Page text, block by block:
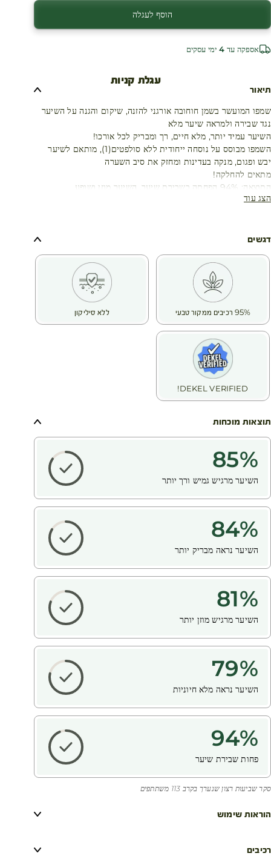
עגלת קניות
הוסף לעגלה
אספקה עד 4 ימי עסקים
תיאור
שמפו המועשר בשמן חוחובה אורגני להזנה, שיקום והגנה על השיער
נגד שבירה ולמראה שיער מלא
השיער עמיד יותר, מלא חיים, רך ומבריק לכל אורכו!
השמפו מבוסס על נוסחה ייחודית ללא סולפטים(1), מותאם לשיער
יבש ופגום, מנקה בעדינות ומחזק את סיב השערה
מתאים להחלקה!
התוצאה: 94% הפחתה בשבירת שיער, השיער מוזן ושופע
שיער נפגע ומתייבש ממספר סיבות:
השיער הופך פגיע, פגום, שביר וגס וכשהוא פגיע יותר, יש יותר קצוות
הודות לידע הייחודי שלהם בעולם הבוטני, חוקרי ה- Botanical
Beauty® שלנו בחרו בחוחובה אורגנית, הידועה בשמן העשיר
במיוחד המופק ממנה שמצטיין בתכונות משקמות.
החוחובה עשירה בחומצות שומן כמו אומגה 6 ו- 9 ובעלת הרכב
שדומה לחֵלֶב. היא מזינה שיער יבש ושביר באופן אינטנסיבי ומחזירה
לו את הברק והרכות. הודות לעושר שלה, היא מסייעת בשיקום שיער
פגום שהופך להיות עמיד יותר נגד השפעות סביבתיות עתידיות.
68% - השיער שלי משוקם(2)
הצג עוד
דגשים
95% רכיבים ממקור טבעי ללא סיליקון
DEKEL VERIFIED!
תוצאות מוכחות
85%
השיער מרגיש גמיש ורך יותר
84%
השיער נראה מבריק יותר
81%
השיער מרגיש מוזן יותר
79%
השיער נראה מלא חיוניות
94%
פחות שבירת שיער
סקר שביעות רצון שנערך בקרב 113 משתתפים
הוראות שימוש
רכיבים